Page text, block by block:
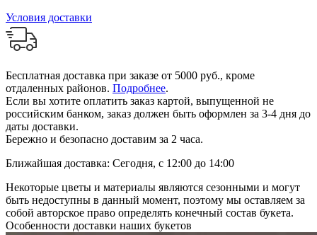
Условия доставки
Бесплатная доставка при заказе от 5000 руб., кроме
отдаленных районов. Подробнее.
Если вы хотите оплатить заказ картой, выпущенной не
российским банком, заказ должен быть оформлен за 3-4 дня до
даты доставки.
Бережно и безопасно доставим за 2 часа.
Ближайшая доставка: Сегодня, с 12:00 до 14:00
Некоторые цветы и материалы являются сезонными и могут
быть недоступны в данный момент, поэтому мы оставляем за
собой авторское право определять конечный состав букета.
Особенности доставки наших букетов